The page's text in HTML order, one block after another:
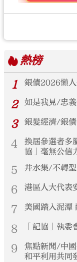
熱榜
1
銀債2026懶
2 如是我見/忠
3 銀髮經濟/銀
4
換屆參選者多
協」毫無公信
5 井水集/不轉
6 港區人大代表
7 美國踏入泥潭
8 「記協」執
9
焦點新聞/中
和平利用共同